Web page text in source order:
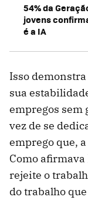
54% da
jovens
é a IA
Isso
sua
empregos sem
vez de se
emprego que,
Como afirmava
rejeite o
do trabalho